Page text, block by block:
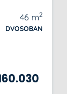
46 m2
DVOSOBAN